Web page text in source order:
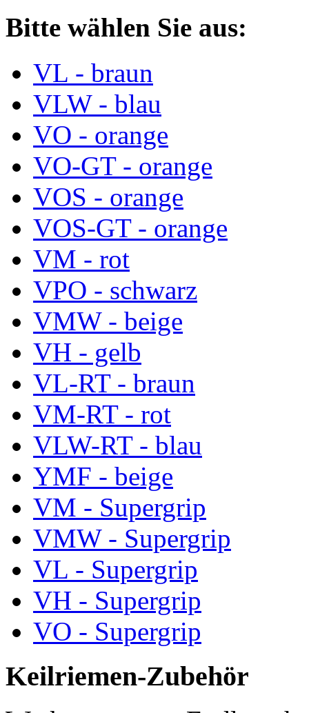
Bitte wählen Sie aus:
VL - braun
VLW - blau
VO - orange
VO-GT - orange
VOS - orange
VOS-GT - orange
VM - rot
VPO - schwarz
VMW - beige
VH - gelb
VL-RT - braun
VM-RT - rot
VLW-RT - blau
YMF - beige
VM - Supergrip
VMW - Supergrip
VL - Supergrip
VH - Supergrip
VO - Supergrip
Keilriemen-Zubehör